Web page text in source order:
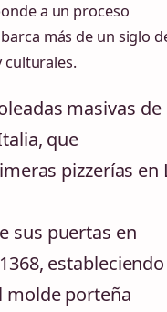
a un proceso
más de un siglo
culturales.
masivas de
que
pizzerías en
sus puertas en
molde porteña